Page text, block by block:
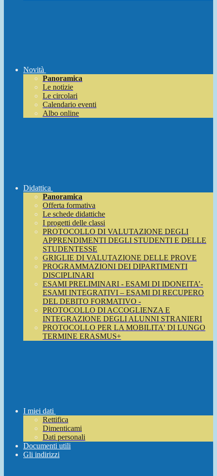
Novità
Panoramica
Le notizie
Le circolari
Calendario eventi
Albo online
Didattica
Panoramica
Offerta formativa
Le schede didattiche
I progetti delle classi
PROTOCOLLO DI VALUTAZIONE DEGLI
APPRENDIMENTI DEGLI STUDENTI E DELLE
STUDENTESSE
GRIGLIE DI VALUTAZIONE DELLE PROVE
PROGRAMMAZIONI DEI DIPARTIMENTI
DISCIPLINARI
ESAMI PRELIMINARI - ESAMI DI IDONEITA’-
ESAMI INTEGRATIVI – ESAMI DI RECUPERO
DEL DEBITO FORMATIVO -
PROTOCOLLO DI ACCOGLIENZA E
INTEGRAZIONE DEGLI ALUNNI STRANIERI
PROTOCOLLO PER LA MOBILITA' DI LUNGO
TERMINE ERASMUS+
I miei dati
Rettifica
Dimenticami
Dati personali
Documenti utili
Gli indirizzi